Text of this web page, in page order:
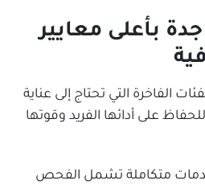
بأعلى معايير
الفاخرة التي تحتاج إلى عناية
على أدائها الفريد وقوتها
خدمات متكاملة تشمل الفحص